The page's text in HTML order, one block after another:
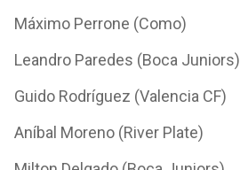
Máximo Perrone (Como)
Leandro Paredes (Boca Juniors)
Guido Rodríguez (Valencia CF)
Aníbal Moreno (River Plate)